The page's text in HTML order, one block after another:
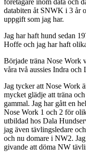
företagare inom data och
databiten åt SNWK i 3 år
uppgift som jag har.
Jag har haft hund sedan
Hoffe och jag har haft
Började träna Nose Work
våra två aussies Indra och
Jag tycker att Nose Work
mycket glädje att träna
gammal. Jag har gått en
Nose Work 1 och 2 för
utbildad hos Dala
jag även tävlingsledare
och nu domare i NW2.
givande att döma NW